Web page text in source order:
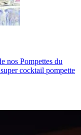
nos Pompettes du
cocktail pompette